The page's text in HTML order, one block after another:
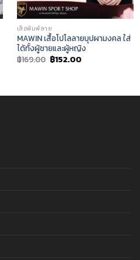
เสื้อพิมพ์ลาย
MAWIN เสื้อโปโลลายบุปผามงคล ใส่
ได้ทั้งผู้ชายและผู้หญิง
฿169.00 Original
price
฿152.00Current